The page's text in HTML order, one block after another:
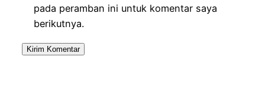
pada peramban ini untuk komentar saya
berikutnya.